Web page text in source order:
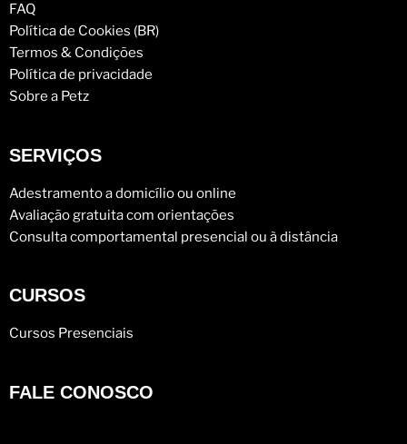
FAQ
Política de Cookies (BR)
Termos & Condições
Política de privacidade
Sobre a Petz
SERVIÇOS
Adestramento a domicílio ou online
Avaliação gratuita com orientações
Consulta comportamental presencial ou à distância
CURSOS
Cursos Presenciais
FALE CONOSCO